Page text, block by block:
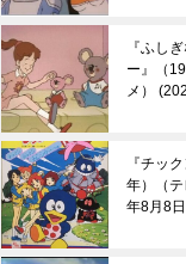
『ふし
ー』（
メ）
『チッ
年）（テ
年8月8